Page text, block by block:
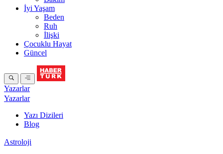
İyi Yaşam
Beden
Ruh
İlişki
Çocuklu Hayat
Güncel
Yazarlar
Yazarlar
Yazı Dizileri
Blog
Astroloji